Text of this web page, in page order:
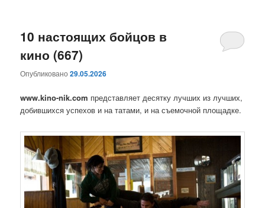
основному
содержимому
дополнительному
содержимому
10 настоящих бойцов в
кино (667)
Опубликовано29.05.2026
www.kino-nik.com представляет десятку лучших из лучших,
добившихся успехов и на татами, и на съемочной площадке.